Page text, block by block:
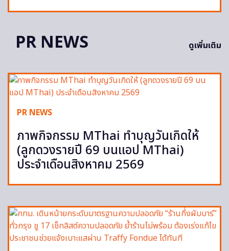
PR NEWS ดูเพิ่มเติม
PR NEWS
ภาพกิจกรรม MThai ทำบุญวันเกิดให้
(ลูกดวงรายปี 69 บนแอป MThai)
ประจำเดือนสิงหาคม 2569